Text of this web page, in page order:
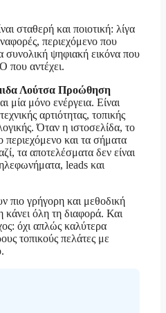
σταθερή και ποιοτική: λίγα
περιεχόμενο που
συνολική ψηφιακή εικόνα που
που αντέχει.
Λούτσα Προώθηση
μία μόνο ενέργεια. Είναι
αρτιότητας, τοπικής
Όταν η ιστοσελίδα, το
και τα σήματα
τα αποτελέσματα δεν είναι
leads και
πιο γρήγορη και μεθοδική
όλη τη διαφορά. Και
όχι απλώς καλύτερα
τοπικούς πελάτες με